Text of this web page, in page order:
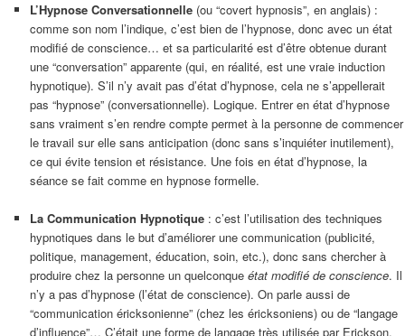
L’Hypnose Conversationnelle(ou “covert hypnosis”, en anglais) :
comme son nom l’indique, c’est bien de l’hypnose, donc avec un état
modifié de conscience… et sa particularité est d’être obtenue durant
une “conversation” apparente (qui, en réalité, est une vraie induction
hypnotique). S’il n’y avait pas d’état d’hypnose, cela ne s’appellerait
pas “hypnose” (conversationnelle). Logique. Entrer en état d’hypnose
sans vraiment s’en rendre compte permet à la personne de commencer
le travail sur elle sans anticipation (donc sans s’inquiéter inutilement),
ce qui évite tension et résistance. Une fois en état d’hypnose, la
séance se fait comme en hypnose formelle.
La Communication Hypnotique: c’est l’utilisation des techniques
hypnotiques dans le but d’améliorer une communication (publicité,
politique, management, éducation, soin, etc.), donc sans chercher à
produire chez la personne un quelconque état modifié de conscience. Il
n’y a pas d’hypnose (l’état de conscience). On parle aussi de
“communication éricksonienne” (chez les éricksoniens) ou de “langage
d’influence”… C’était une forme de langage très utilisée par Erickson,